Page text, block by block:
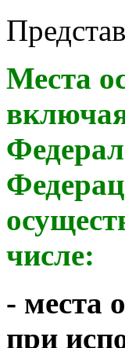
Места
числе:
- места
при